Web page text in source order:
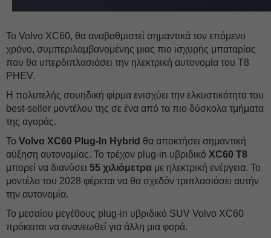
Το Volvo XC60, θα αναβαθμιστεί σημαντικά τον επόμενο
χρόνο, συμπεριλαμβανομένης μιας πιο ισχυρής μπαταρίας
που θα υπερδιπλασιάσει την ηλεκτρική αυτονομία του T8
PHEV.
Η πολυτελής σουηδική φίρμα ενισχύει την ελκυστικότητα του
best-seller μοντέλου της σε ένα από τα πιο δύσκολα τμήματα
της αγοράς.
Το Volvo XC60 Plug-In Hybrid θα αποκτήσει σημαντική
αύξηση αυτονομίας. Το τρέχον plug-in υβριδικό XC60 T8
μπορεί να διανύσει 55 χιλιόμετρα με ηλεκτρική ενέργεια. Το
μοντέλο του 2028 φέρεται να θα σχεδόν τριπλασιάσει αυτήν
την αυτονομία.
Το μεσαίου μεγέθους plug-in υβριδικό SUV Volvo XC60
πρόκειται να ανανεωθεί για άλλη μια φορά.